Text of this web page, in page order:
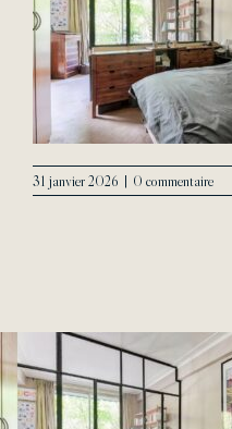
31 janvier 2026 | 0 commentaire